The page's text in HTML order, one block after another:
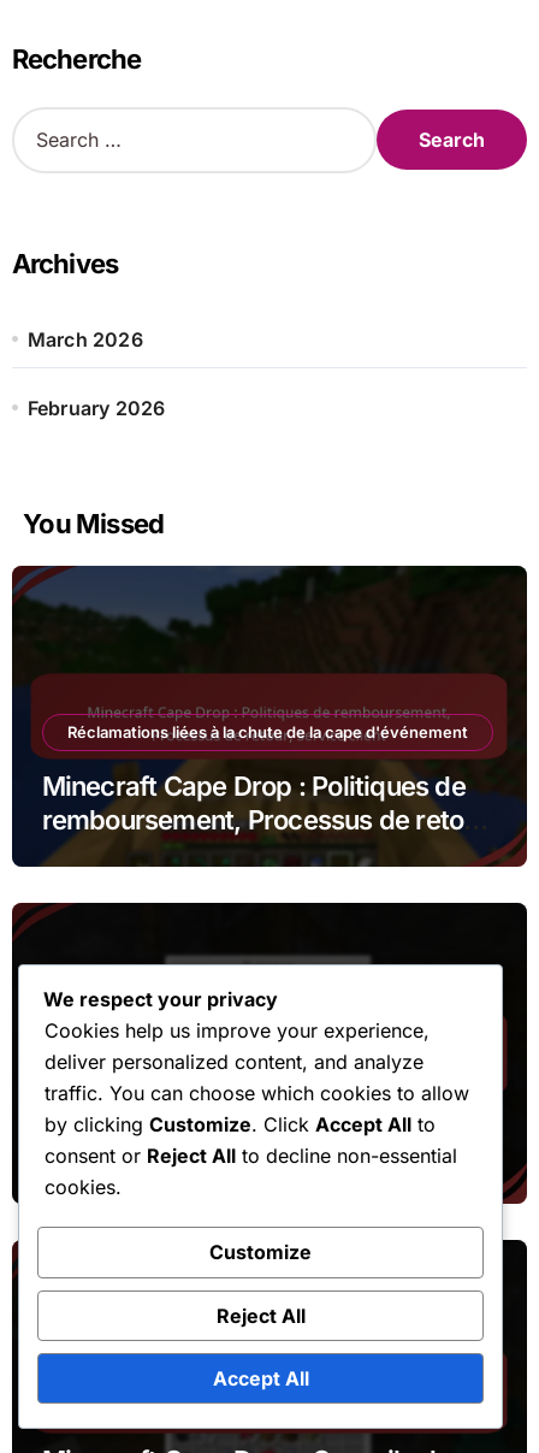
Recherche
S
e
h
f
r
Archives
March 2026
February 2026
You Missed
Réclamations liées à la chute de la cape d'événement
Minecraft Cape Drop : Politiques de
remboursement, Processus de retour,
Service client
Procédures de réclamation de jetons de marché
Réclamation de jeton Minecraft :
Disponibilité régionale, restrictions,
résolution des erreurs
Réclamations liées à la chute de la cape d'événement
We respect your privacy
Cookies help us improve your experience,
deliver personalized content, and analyze
traffic. You can choose which cookies to allow
by clicking Customize. Click Accept All to
consent or Reject All to decline non-essential
cookies.
Customize
Reject All
Accept All